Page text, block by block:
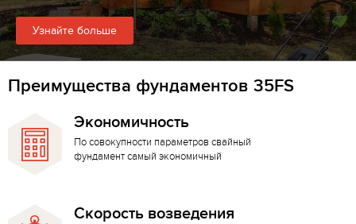
Узнайте больше
Преимущества фундаментов 35FS
Экономичность
По совокупности параметров свайный
фундамент самый экономичный
Скорость возведения